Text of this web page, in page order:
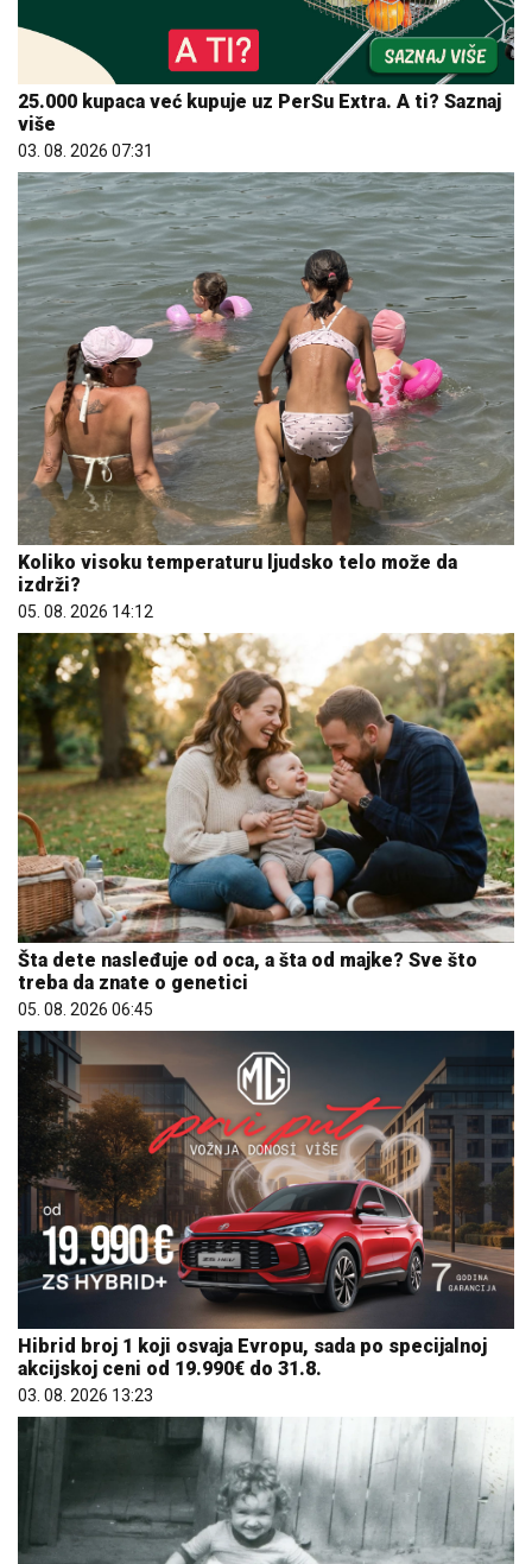
25.000 kupaca već kupuje uz PerSu Extra. A ti? Saznaj
više
03. 08. 2026 07:31
Koliko visoku temperaturu ljudsko telo može da
izdrži?
05. 08. 2026 14:12
Šta dete nasleđuje od oca, a šta od majke? Sve što
treba da znate o genetici
05. 08. 2026 06:45
Hibrid broj 1 koji osvaja Evropu, sada po specijalnoj
akcijskoj ceni od 19.990€ do 31.8.
03. 08. 2026 13:23